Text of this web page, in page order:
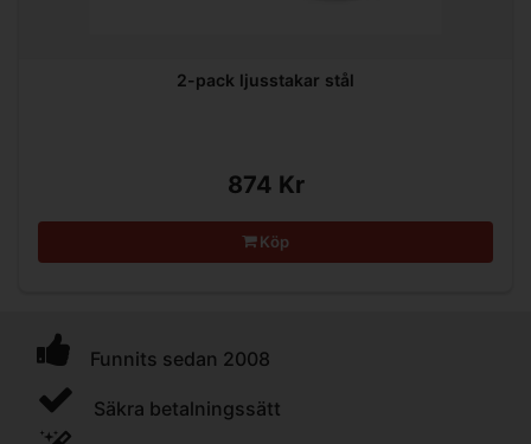
2-pack ljusstakar stål
874 Kr
Köp
Funnits sedan 2008
Säkra betalningssätt